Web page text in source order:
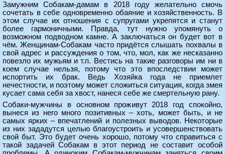
Замужним Собакам-дамам в 2018 году желательно смочь
сочетать в себе одновременно обаяние и хозяйственность. В
этом случае их отношения с супругами укрепятся и станут
более гармоничными. Правда, тут нужно упомянуть о
возможном подводном камне. А заключаться он будет вот в
чём. Женщинам-Собакам часто придётся слышать похвалы в
свой адрес и рассуждения о том, что, мол, как же несказанно
повезло их мужьям и т.п. Вестись на такие разговоры им ни в
коем случае нельзя, потому что это впоследствии может
испортить их брак. Ведь Хозяйка года не приемлет
нечестности, и поэтому может сложиться ситуация, когда змея
кусает сама себя за хвост, нанеся себе же смертельную рану.
Собаки-мужчины в основном проживут 2018 год спокойно,
вынеся из него много позитивных – хоть, может быть, и не
самых ярких – впечатлений и полезных выводов. Некоторые
из них зададутся целью благоустроить и усовершенствовать
свой быт. Это будет очень хорошо, потому что справиться с
такой задачей Собакам в этот период не составит особой